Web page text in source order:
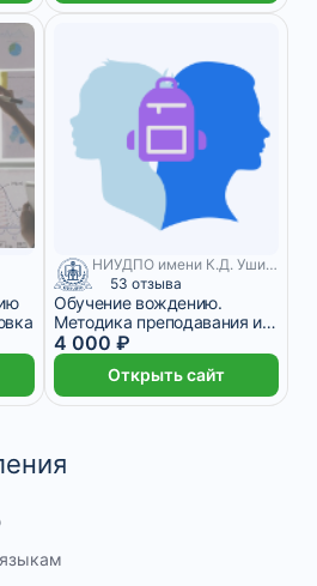
НИУДПО имени К.Д. Ушинского
53 отзыва
Обучение вождению.
Методика преподавания и
организация учебного
процесса
4 000 ₽
Открыть сайт